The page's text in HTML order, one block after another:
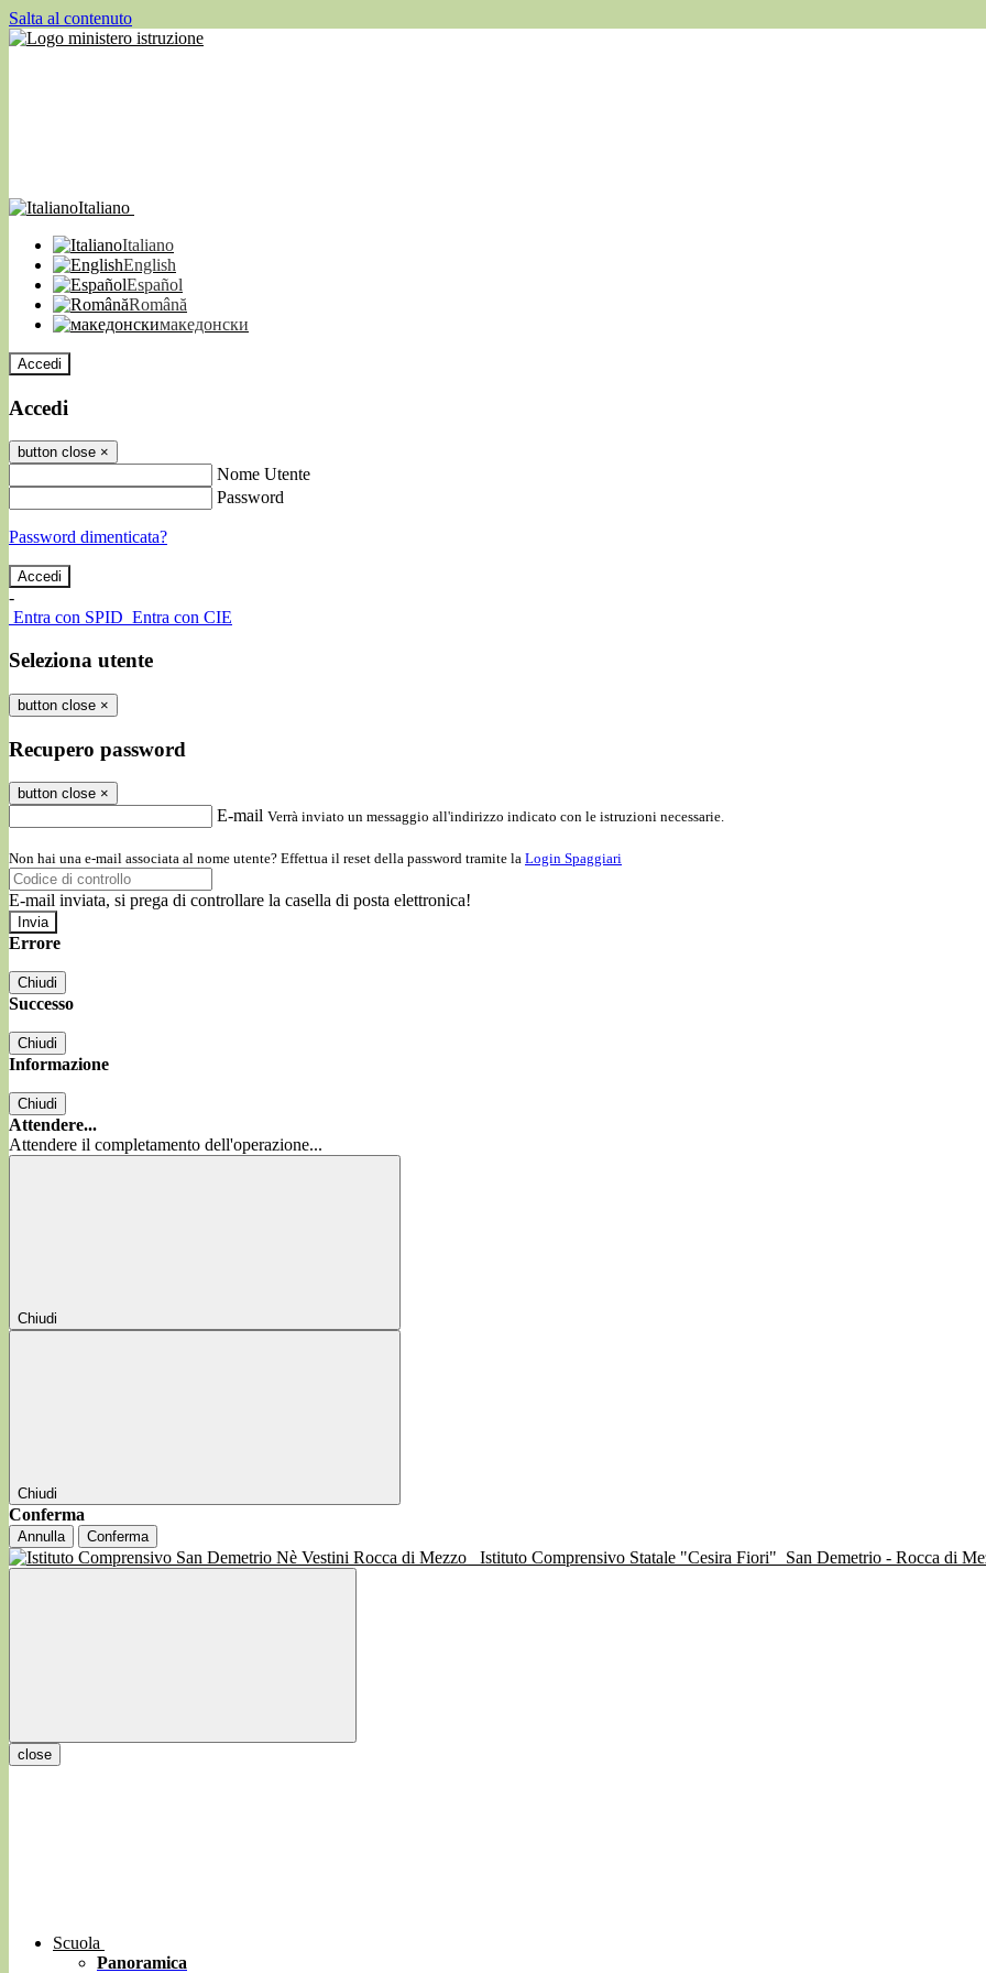
Salta al contenuto
Italiano
Italiano
English
Español
Română
македонски
Accedi
Accedi
button close ×
Nome Utente
Password
Password dimenticata?
-
Entra con SPID Entra con CIE
Seleziona utente
button close ×
Recupero password
button close ×
E-mail Verrà inviato un messaggio all'indirizzo indicato con le istruzioni necessarie.
Non hai una e-mail associata al nome utente? Effettua il reset della password tramite la Login Spaggiari
E-mail inviata, si prega di controllare la casella di posta elettronica!
Errore
Chiudi
Successo
Chiudi
Informazione
Chiudi
Attendere...
Attendere il completamento dell'operazione...
Chiudi
Chiudi
Conferma
Annulla Conferma
Istituto Comprensivo Statale "Cesira Fiori" San Demetrio - Rocca di
close
Scuola
Panoramica